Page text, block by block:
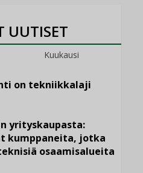
UUTISET
Kuukausi
on tekniikkalaji
yrityskaupasta:
kumppaneita, jotka
osaamisalueita